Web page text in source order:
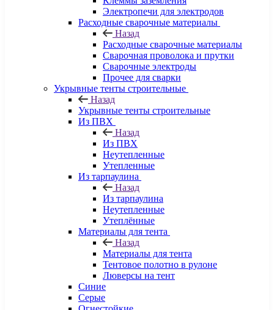
Электропечи для электродов
Расходные сварочные материалы
Назад
Расходные сварочные материалы
Сварочная проволока и прутки
Сварочные электроды
Прочее для сварки
Укрывные тенты строительные
Назад
Укрывные тенты строительные
Из ПВХ
Назад
Из ПВХ
Неутепленные
Утепленные
Из тарпаулина
Назад
Из тарпаулина
Неутепленные
Утеплённые
Материалы для тента
Назад
Материалы для тента
Тентовое полотно в рулоне
Люверсы на тент
Синие
Серые